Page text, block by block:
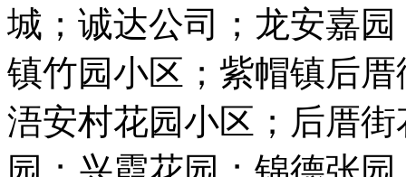
城；诚达公司；龙安嘉
镇竹园小区；紫帽镇后
浯安村花园小区；后厝